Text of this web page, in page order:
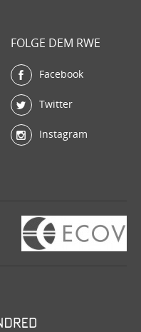
FOLGE DEM RWE
Facebook
Twitter
Instagram